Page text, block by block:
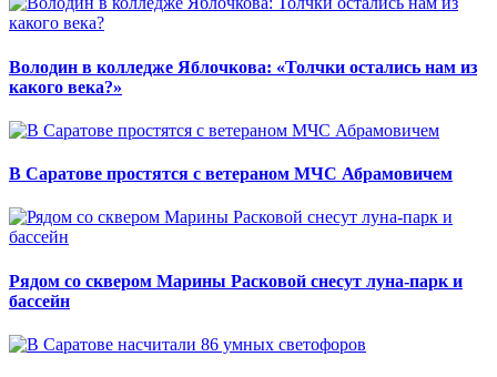
Володин в колледже Яблочкова: «Толчки остались нам из
какого века?»
В Саратове простятся с ветераном МЧС Абрамовичем
Рядом со сквером Марины Расковой снесут луна-парк и
бассейн